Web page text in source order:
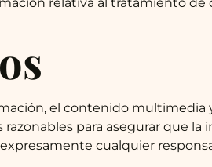
el contenido multimedia
para asegurar que
cualquier